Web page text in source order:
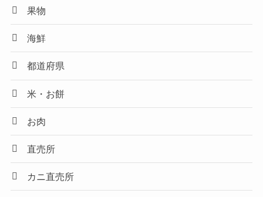
果物
海鮮
都道府県
米・お餅
お肉
直売所
カニ直売所